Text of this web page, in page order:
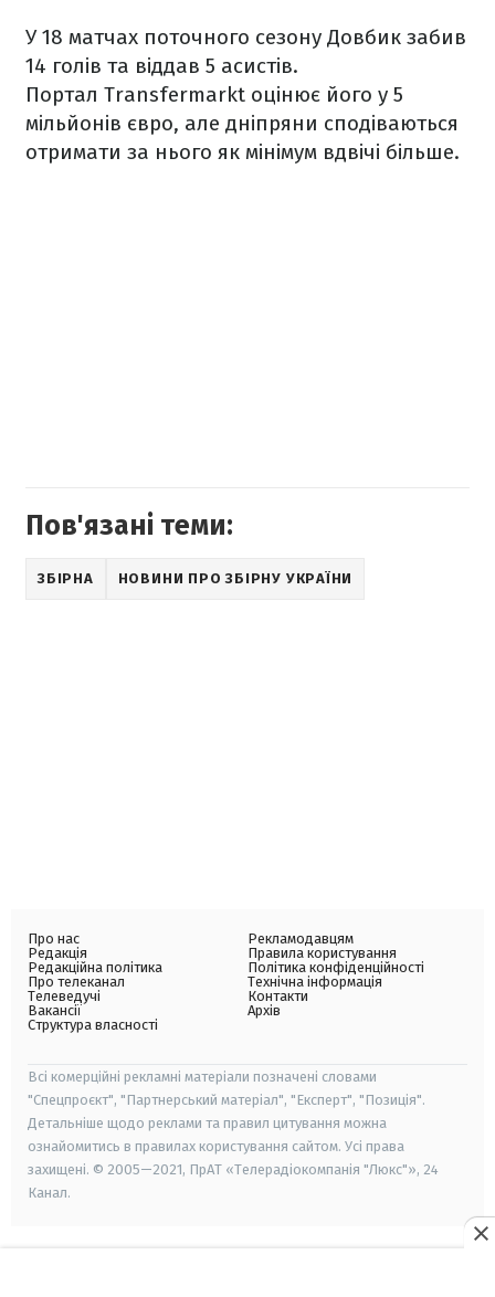
У 18 матчах поточного сезону Довбик забив
14 голів та віддав 5 асистів.
Портал Transfermarkt оцінює його у 5
мільйонів євро, але дніпряни сподіваються
отримати за нього як мінімум вдвічі більше.
Пов'язані теми:
ЗБІРНА НОВИНИ ПРО ЗБІРНУ УКРАЇНИ
Про нас
Редакція
Редакційна політика
Про телеканал
Телеведучі
Вакансії
Структура власності
Рекламодавцям
Правила користування
Політика конфіденційності
Технічна інформація
Контакти
Архів
Всі комерційні рекламні матеріали позначені словами
"Спецпроєкт", "Партнерський матеріал", "Експерт", "Позиція".
Детальніше щодо реклами та правил цитування можна
ознайомитись в правилах користування сайтом. Усі права
захищені. © 2005—2021, ПрАТ «Телерадіокомпанія "Люкс"», 24
Канал.